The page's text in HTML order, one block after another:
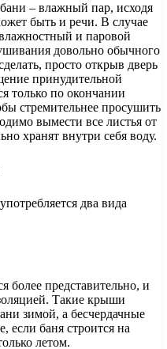
– влажный пар, исходя
быть и речи. В случае
и паровой
довольно обычного
просто открыв дверь
принудительной
только по окончании
стремительнее просушить
вымести все листья от
хранят внутри себя воду.
два вида
более представительно, и
Такие крыши
зимой, а бесчердачные
если баня строится на
летом.